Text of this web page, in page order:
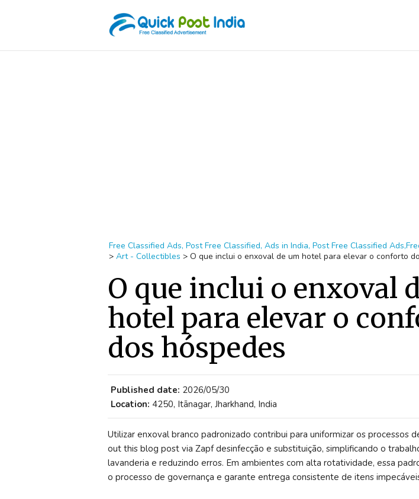
Free Classified Ads, Post Free Classified, Ads in India, Post Free Classified
> Art - Collectibles > O que inclui o enxoval de um hotel para elevar o conforto
O que inclui o enxoval
hotel para elevar o
dos hóspedes
Published date: 2026/05/30
Location: 4250, Itānagar, Jharkhand, India
Utilizar enxoval branco padronizado contribui para uniformizar os processos
out this blog post via Zapf desinfecção e substituição, simplificando o
lavanderia e reduzindo erros. Em ambientes com alta rotatividade, essa
o processo de governança e garante entrega consistente de itens